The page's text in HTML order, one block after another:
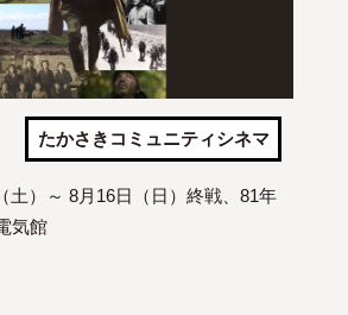
たかさきコミュニティシネマ
土）～ 8月16日（日）終戦、81年
気館